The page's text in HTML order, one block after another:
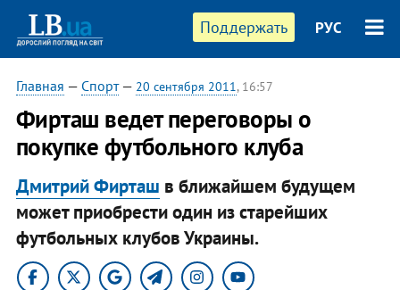
Поддержать РУС
Главная — Спорт— 20 сентября 2011, 16:57
Фирташ ведет переговоры о
покупке футбольного клуба
Дмитрий Фирташ в ближайшем будущем
может приобрести один из старейших
футбольных клубов Украины.